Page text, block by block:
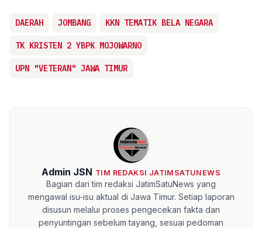
DAERAH JOMBANG KKN TEMATIK BELA NEGARA
TK KRISTEN 2 YBPK MOJOWARNO
UPN "VETERAN" JAWA TIMUR
Admin JSN TIM REDAKSI JATIMSATUNEWS
Bagian dari tim redaksi JatimSatuNews yang
mengawal isu-isu aktual di Jawa Timur. Setiap laporan
disusun melalui proses pengecekan fakta dan
penyuntingan sebelum tayang, sesuai pedoman